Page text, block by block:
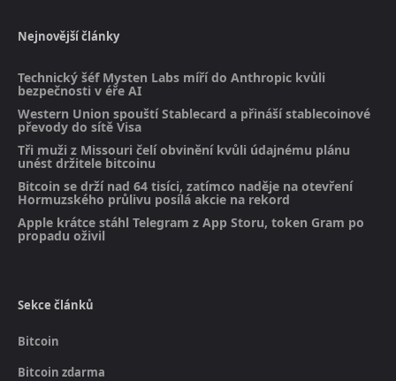
Nejnovější články
Technický šéf Mysten Labs míří do Anthropic kvůli
bezpečnosti v éře AI
Western Union spouští Stablecard a přináší stablecoinové
převody do sítě Visa
Tři muži z Missouri čelí obvinění kvůli údajnému plánu
unést držitele bitcoinu
Bitcoin se drží nad 64 tisíci, zatímco naděje na otevření
Hormuzského průlivu posílá akcie na rekord
Apple krátce stáhl Telegram z App Storu, token Gram po
propadu oživil
Sekce článků
Bitcoin
Bitcoin zdarma